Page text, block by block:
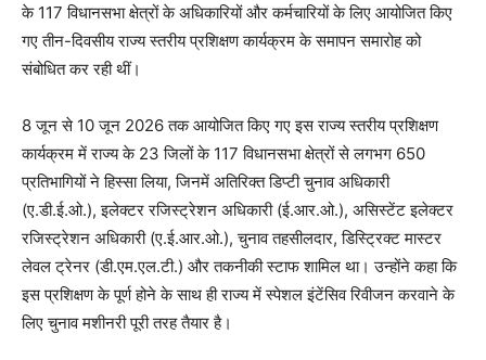
के 117 विधानसभा क्षेत्रों के अधिकारियों और कर्मचारियों के लिए आयोजित किए
गए तीन-दिवसीय राज्य स्तरीय प्रशिक्षण कार्यक्रम के समापन समारोह को
संबोधित कर रही थीं।
8 जून से 10 जून 2026 तक आयोजित किए गए इस राज्य स्तरीय प्रशिक्षण
कार्यक्रम में राज्य के 23 जिलों के 117 विधानसभा क्षेत्रों से लगभग 650
प्रतिभागियों ने हिस्सा लिया, जिनमें अतिरिक्त डिप्टी चुनाव अधिकारी
(ए.डी.ई.ओ.), इलेक्टर रजिस्ट्रेशन अधिकारी (ई.आर.ओ.), असिस्टेंट इलेक्टर
रजिस्ट्रेशन अधिकारी (ए.ई.आर.ओ.), चुनाव तहसीलदार, डिस्ट्रिक्ट मास्टर
लेवल ट्रेनर (डी.एम.एल.टी.) और तकनीकी स्टाफ शामिल था। उन्होंने कहा कि
इस प्रशिक्षण के पूर्ण होने के साथ ही राज्य में स्पेशल इंटेंसिव रिवीजन करवाने के
लिए चुनाव मशीनरी पूरी तरह तैयार है।